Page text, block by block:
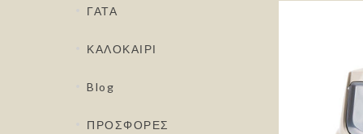
ΓΑΤΑ
ΚΑΛΟΚΑΙΡΙ
Blog
ΠΡΟΣΦΟΡΕΣ